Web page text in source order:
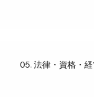
05. 法律・資格・